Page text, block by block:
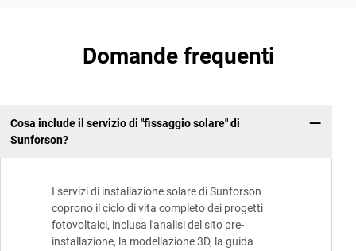
Domande frequenti
Cosa include il servizio di "fissaggio solare" di
Sunforson?
I servizi di installazione solare di Sunforson
coprono il ciclo di vita completo dei progetti
fotovoltaici, inclusa l'analisi del sito pre-
installazione, la modellazione 3D, la guida